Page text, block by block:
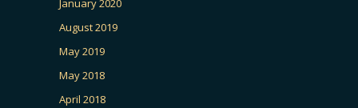
January 2020
August 2019
May 2019
May 2018
April 2018